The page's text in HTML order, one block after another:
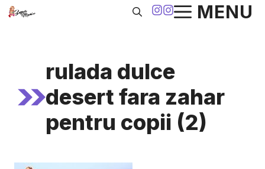
Sari
MENU
rulada dulce
desert fara zahar
pentru copii (2)